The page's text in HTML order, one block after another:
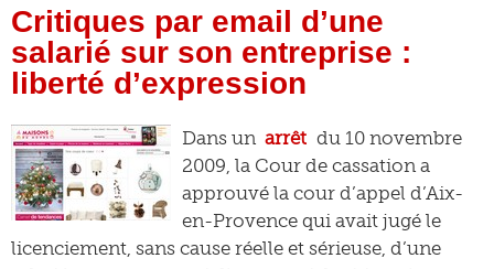
Critiques par email d’une
salarié sur son entreprise :
liberté d’expression
Dans un arrêt du 10 novembre
2009, la Cour de cassation a
approuvé la cour d’appel d’Aix-
en-Provence qui avait jugé le
licenciement, sans cause réelle et sérieuse, d’une